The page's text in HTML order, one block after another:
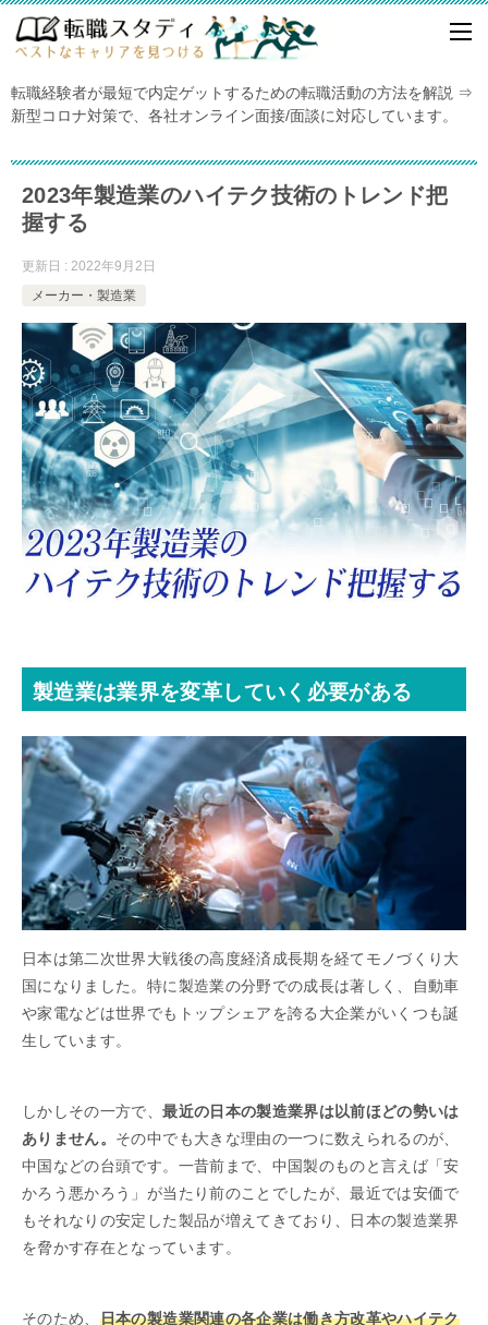
転職経験者が最短で内定ゲットするための転職活動の方法を解説 ⇒
新型コロナ対策で、各社オンライン面接/面談に対応しています。
2023年製造業のハイテク技術のトレンド把
握する
更新日 : 2022年9月2日
メーカー・製造業
製造業は業界を変革していく必要がある
日本は第二次世界大戦後の高度経済成長期を経てモノづくり大
国になりました。特に製造業の分野での成長は著しく、自動車
や家電などは世界でもトップシェアを誇る大企業がいくつも誕
生しています。
しかしその一方で、最近の日本の製造業界は以前ほどの勢いは
ありません。 その中でも大きな理由の一つに数えられるのが、
中国などの台頭です。一昔前まで、中国製のものと言えば「安
かろう悪かろう」が当たり前のことでしたが、最近では安価で
もそれなりの安定した製品が増えてきており、日本の製造業界
を脅かす存在となっています。
そのため、 日本の製造業関連の各企業は働き方改革やハイテク